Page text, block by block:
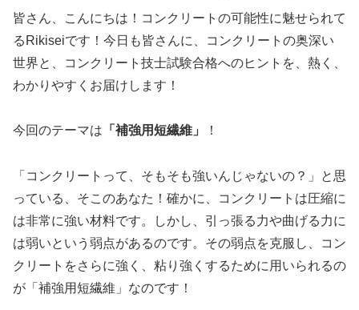
皆さん、こんにちは！コンクリートの可能性に魅せられて
るRikiseiです！今日も皆さんに、コンクリートの奥深い
世界と、コンクリート技士試験合格へのヒントを、熱く、
わかりやすくお届けします！
今回のテーマは 「補強用短繊維」 ！
「コンクリートって、そもそも強いんじゃないの？」と思
っている、そこのあなた！確かに、コンクリートは圧縮に
は非常に強い材料です。しかし、引っ張る力や曲げる力に
は弱いという弱点があるのです。その弱点を克服し、コン
クリートをさらに強く、粘り強くするために用いられるの
が「補強用短繊維」なのです！